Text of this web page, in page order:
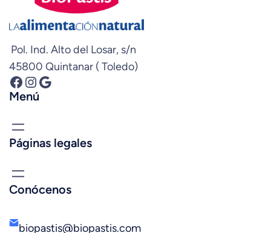
Pol. Ind. Alto del Losar, s/n
45800 Quintanar ( Toledo)
Facebook InstagramGoogle
Menú
Páginas legales
Conócenos
biopastis@biopastis.com